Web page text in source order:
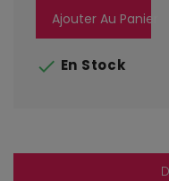
Ajouter Au Panier
 En Stock